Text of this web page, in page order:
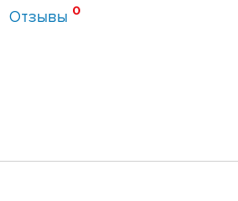
Отзывы